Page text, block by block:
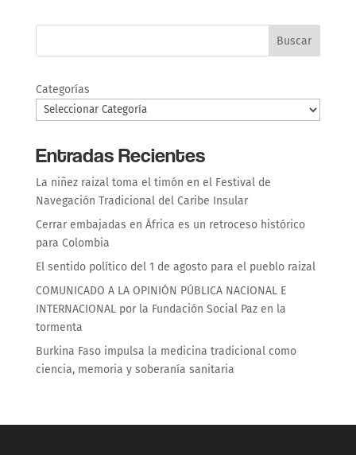
Buscar
Categorías
Entradas Recientes
La niñez raizal toma el timón en el Festival de
Navegación Tradicional del Caribe Insular
Cerrar embajadas en África es un retroceso histórico
para Colombia
El sentido político del 1 de agosto para el pueblo raizal
COMUNICADO A LA OPINIÓN PÚBLICA NACIONAL E
INTERNACIONAL por la Fundación Social Paz en la
tormenta
Burkina Faso impulsa la medicina tradicional como
ciencia, memoria y soberanía sanitaria